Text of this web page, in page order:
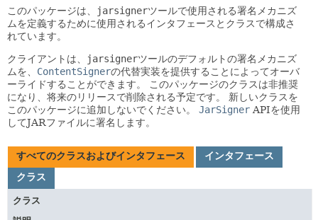
ツリー
プレビュー
非推奨
索引
ヘルプ
このパッケージは、
jarsignerツールで使用される署名メカニズ
ムを定義するために使用されるインタフェースとクラスで構成さ
れています。
クライアントは、
jarsignerツールのデフォルトの署名メカニズ
ムを、 ContentSignerの代替実装を提供することによってオーバ
ーライドすることができます。
このパッケージのクラスは非推奨
になり、将来のリリースで削除される予定です。
新しいクラスを
このパッケージに追加しないでください。
JarSigner APIを使用
してJARファイルに署名します。
すべてのクラスおよびインタフェース
インタフェース
クラス
クラス